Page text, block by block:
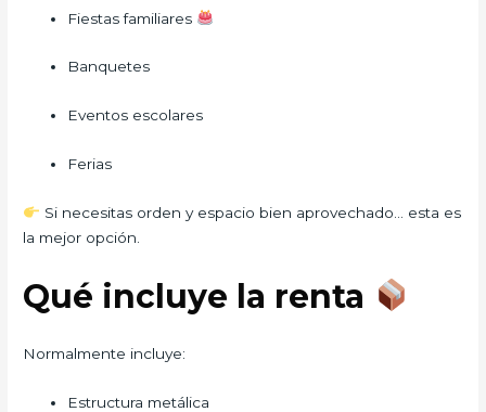
Fiestas familiares
Banquetes
Eventos escolares
Ferias
Si necesitas orden y espacio bien aprovechado… esta es
la mejor opción.
Qué incluye la renta
Normalmente incluye:
Estructura metálica